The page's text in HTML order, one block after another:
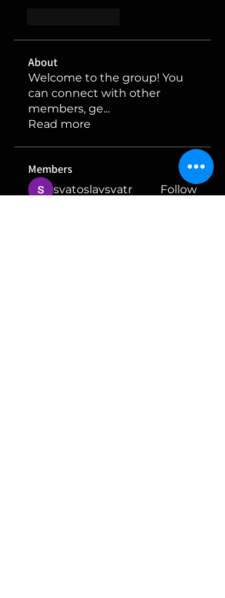
About
Welcome to the group! You
can connect with other
members, ge...
Read more
Members
svatoslavsvatr
Follow